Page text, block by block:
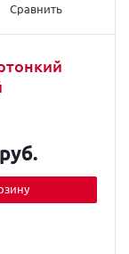
Сравнить